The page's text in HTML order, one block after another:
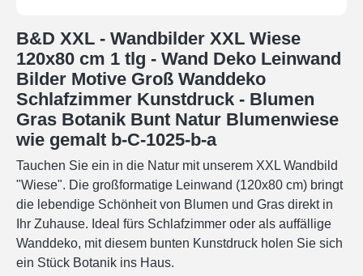
B&D XXL - Wandbilder XXL Wiese
120x80 cm 1 tlg - Wand Deko Leinwand
Bilder Motive Groß Wanddeko
Schlafzimmer Kunstdruck - Blumen
Gras Botanik Bunt Natur Blumenwiese
wie gemalt b-C-1025-b-a
Tauchen Sie ein in die Natur mit unserem XXL Wandbild
"Wiese". Die großformatige Leinwand (120x80 cm) bringt
die lebendige Schönheit von Blumen und Gras direkt in
Ihr Zuhause. Ideal fürs Schlafzimmer oder als auffällige
Wanddeko, mit diesem bunten Kunstdruck holen Sie sich
ein Stück Botanik ins Haus.